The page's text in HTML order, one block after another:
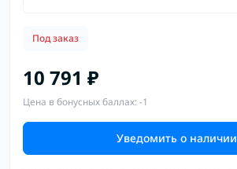
Под заказ
10 791 ₽
Цена в бонусных баллах: -1
Уведомить о наличии